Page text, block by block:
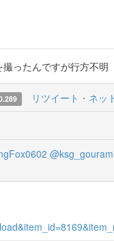
ったんですが行方不明
リツイート・ネッ